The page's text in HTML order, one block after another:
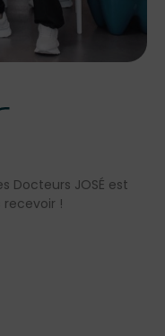
Docteurs JOSÉ est
recevoir !​